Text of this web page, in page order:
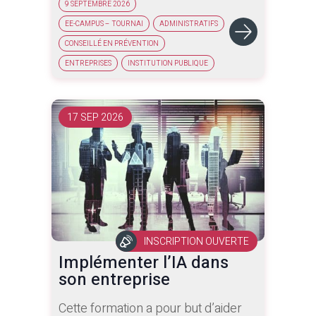
interpréter les indicateurs et en tirer
des décisions pertinentes.
9 SEPTEMBRE 2026
EE-CAMPUS – TOURNAI
ADMINISTRATIFS
CONSEILLÉ EN PRÉVENTION
ENTREPRISES
INSTITUTION PUBLIQUE
17 SEP 2026
INSCRIPTION OUVERTE
Implémenter l’IA dans
son entreprise
Cette formation a pour but d’aider